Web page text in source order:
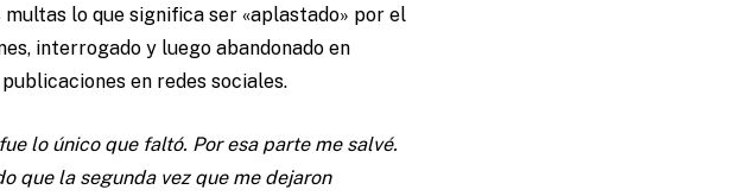
lo que significa ser «aplastado» por el
interrogado y luego abandonado en
en redes sociales.
lo único que faltó. Por esa parte me salvé.
que la segunda vez que me dejaron